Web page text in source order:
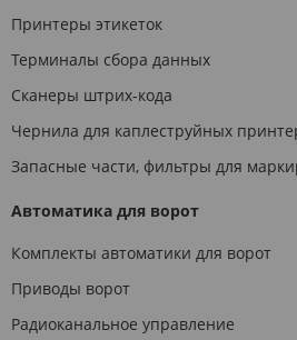
Принтеры этикеток
Терминалы сбора данных
Сканеры штрих-кода
Чернила для каплеструйных
Запасные части, фильтры для
Автоматика для ворот
Комплекты автоматики для ворот
Приводы ворот
Радиоканальное управление